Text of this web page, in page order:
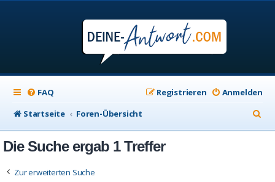
FAQ Anmelden
Registrieren
Startseite
Foren-Übersicht
u
Die Suche ergab 1 Treffer
Zur erweiterten Suche